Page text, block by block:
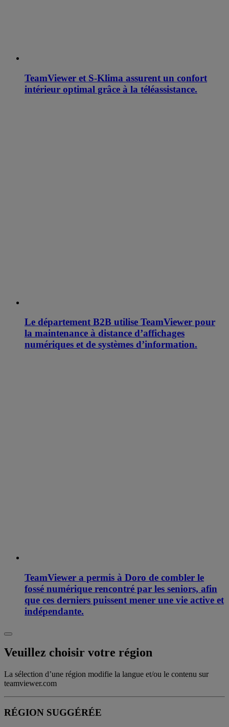
TeamViewer et S-Klima assurent un confort
intérieur optimal grâce à la téléassistance.
Le département B2B utilise TeamViewer pour
la maintenance à distance d’affichages
numériques et de systèmes d’information.
TeamViewer a permis à Doro de combler le
fossé numérique rencontré par les seniors, afin
que ces derniers puissent mener une vie active et
indépendante.
Veuillez choisir votre région
La sélection d’une région modifie la langue et/ou le contenu sur
teamviewer.com
RÉGION SUGGÉRÉE